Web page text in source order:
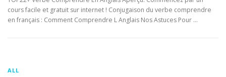
cours facile et gratuit sur internet ! Conjugaison du verbe comprendre
en français : Comment Comprendre L Anglais Nos Astuces Pour …
ALL